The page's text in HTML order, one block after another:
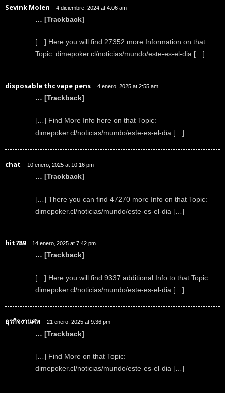
Sevink Molen 4 diciembre, 2024 at 4:06 am
… [Trackback]
[…] Here you will find 27352 more Information on that
Topic: dimepoker.cl/noticias/mundo/este-es-el-dia […]
disposable thc vape pens 4 enero, 2025 at 2:55 am
… [Trackback]
[…] Find More Info here on that Topic:
dimepoker.cl/noticias/mundo/este-es-el-dia […]
chat 10 enero, 2025 at 10:16 pm
… [Trackback]
[…] There you can find 47270 more Info on that Topic:
dimepoker.cl/noticias/mundo/este-es-el-dia […]
hit789 14 enero, 2025 at 7:42 pm
… [Trackback]
[…] Here you will find 9337 additional Info to that Topic:
dimepoker.cl/noticias/mundo/este-es-el-dia […]
ธุรกิจงานศพ 21 enero, 2025 at 9:36 pm
… [Trackback]
[…] Find More on that Topic:
dimepoker.cl/noticias/mundo/este-es-el-dia […]